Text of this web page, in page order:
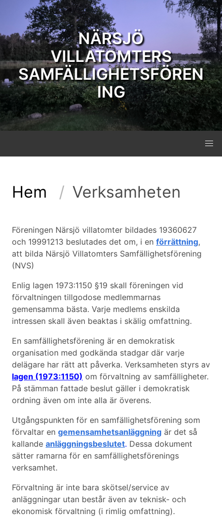
NÄRSJÖ
VILLATOMTERS
SAMFÄLLIGHETSFÖREN
ING
Hem Verksamheten
Föreningen Närsjö villatomter bildades 19360627
och 19991213 beslutades det om, i en förrättning,
att bilda Närsjö Villatomters Samfällighetsförening
(NVS)
Enlig lagen 1973:1150 §19 skall föreningen vid
förvaltningen tillgodose medlemmarnas
gemensamma bästa. Varje medlems enskilda
intressen skall även beaktas i skälig omfattning.
En samfällighetsförening är en demokratisk
organisation med godkända stadgar där varje
delägare har rätt att påverka. Verksamheten styrs av
lagen (1973:1150) om förvaltning av samfälligheter.
På stämman fattade beslut gäller i demokratisk
ordning även om inte alla är överens.
Utgångspunkten för en samfällighetsförening som
förvaltar en gemensamhetsanläggning är det så
kallande anläggningsbeslutet. Dessa dokument
sätter ramarna för en samfällighetsförenings
verksamhet.
Förvaltning är inte bara skötsel/service av
anläggningar utan består även av teknisk- och
ekonomisk förvaltning (i rimlig omfattning).